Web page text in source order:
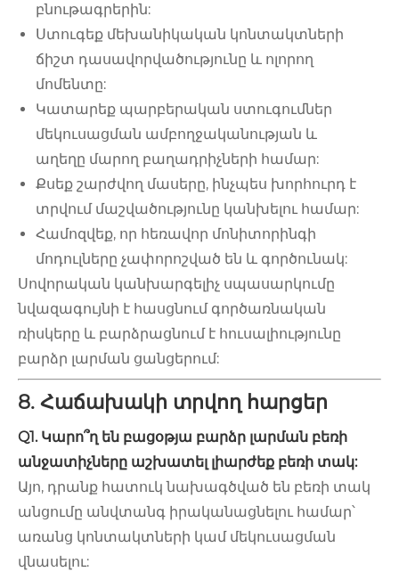
բնութագրերին:
Ստուգեք մեխանիկական կոնտակտների
ճիշտ դասավորվածությունը և ոլորող
մոմենտը:
Կատարեք պարբերական ստուգումներ
մեկուսացման ամբողջականության և
աղեղը մարող բաղադրիչների համար:
Քսեք շարժվող մասերը, ինչպես խորհուրդ է
տրվում մաշվածությունը կանխելու համար:
Համոզվեք, որ հեռավոր մոնիտորինգի
մոդուլները չափորոշված ​​են և գործունակ:
Սովորական կանխարգելիչ սպասարկումը
նվազագույնի է հասցնում գործառնական
ռիսկերը և բարձրացնում է հուսալիությունը
բարձր լարման ցանցերում:
8. Հաճախակի տրվող հարցեր
Q1. Կարո՞ղ են բացօթյա բարձր լարման բեռի
անջատիչները աշխատել լիարժեք բեռի տակ:
Այո, դրանք հատուկ նախագծված են բեռի տակ
անցումը անվտանգ իրականացնելու համար՝
առանց կոնտակտների կամ մեկուսացման
վնասելու: